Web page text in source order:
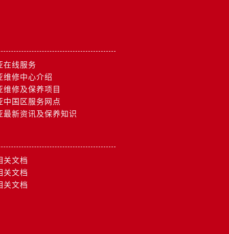
在线服务
维修中心介绍
维修及保养项目
中国区服务网点
最新资讯及保养知识
关文档
关文档
关文档